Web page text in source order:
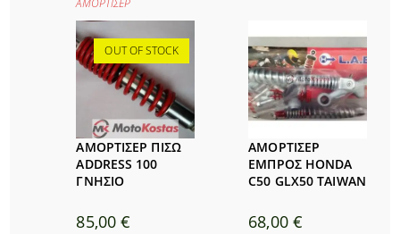
ΑΜΟΡΤΙΣΕΡ
OUT OF STOCK
ΑΜΟΡΤΙΣΕΡ ΠΙΣΩ
ADDRESS 100
ΓΝΗΣΙΟ
85,00€
ΑΜΟΡΤΙΣΕΡ
ΕΜΠΡΟΣ HONDA
C50 GLX50 TAIWAN
68,00 €